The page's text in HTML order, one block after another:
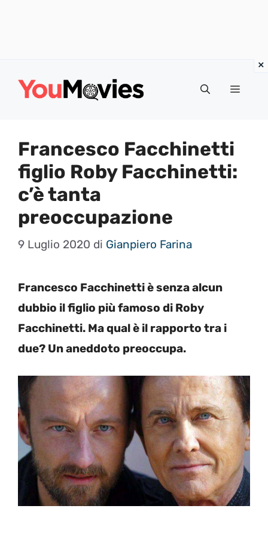
Menu
Francesco Facchinetti
figlio Roby Facchinetti:
c’è tanta
preoccupazione
9 Luglio 2020 di Gianpiero Farina
Francesco Facchinetti è senza alcun
dubbio il figlio più famoso di Roby
Facchinetti. Ma qual è il rapporto tra i
due? Un aneddoto preoccupa.